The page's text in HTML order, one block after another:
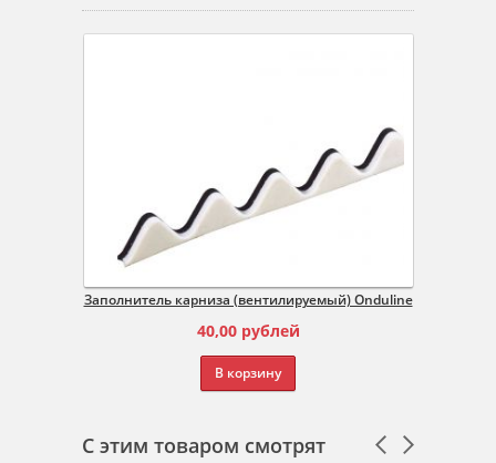
Заполнитель карниза (вентилируемый) Onduline
40,00 рублей
В корзину
С этим товаром смотрят